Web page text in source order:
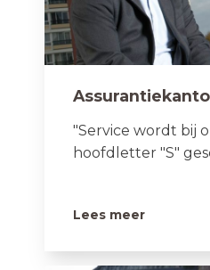
"Service wordt bij
hoofdletter "S"
Lees meer